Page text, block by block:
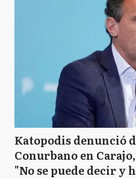
Katopodis denunció
Conurbano en
"No se puede decir y